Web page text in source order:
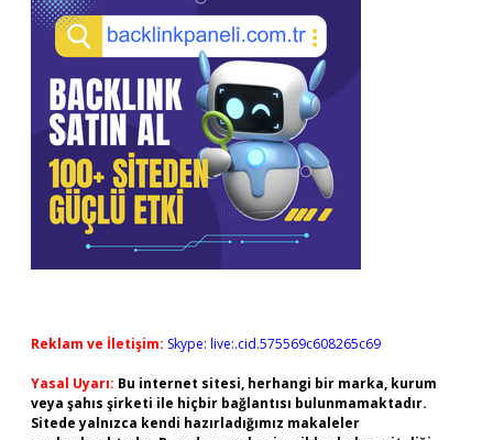
Reklam ve İletişim: Skype: live:.cid.575569c608265c69
Yasal Uyarı: Bu internet sitesi, herhangi bir marka, kurum
veya şahıs şirketi ile hiçbir bağlantısı bulunmamaktadır.
Sitede yalnızca kendi hazırladığımız makaleler